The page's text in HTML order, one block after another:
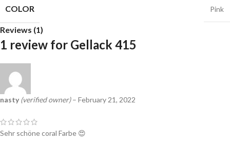
COLOR Pink
Reviews (1)
1 review for Gellack 415
nasty (verified owner) – February 21, 2022
Sehr schöne coral Farbe 😍